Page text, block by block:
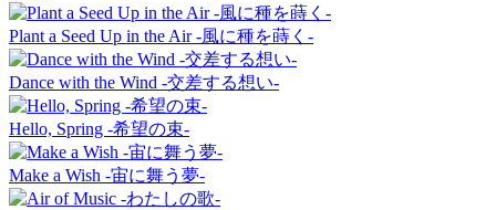
Plant a Seed Up in the Air -風に種を蒔く-
Dance with the Wind -交差する想い-
Hello, Spring -希望の束-
Make a Wish -宙に舞う夢-